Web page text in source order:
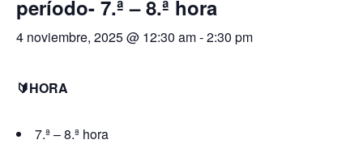
período- 7.ª – 8.ª hora
4 noviembre, 2025 @ 12:30 am-2:30 pm
🔰HORA
7.ª – 8.ª hora